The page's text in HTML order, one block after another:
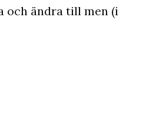
och ändra till men (i